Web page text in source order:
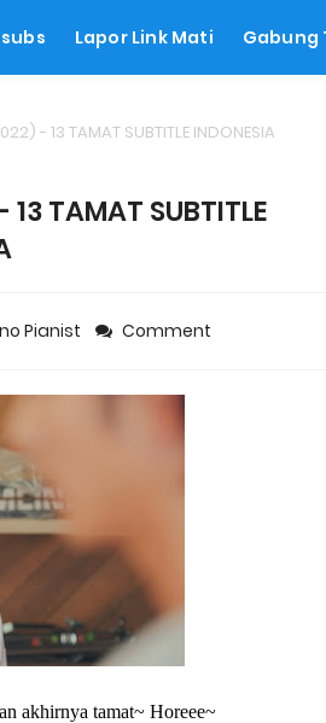
Lapor Link Mati Gabung
- 13 TAMAT SUBTITLE INDONESIA
TAMAT SUBTITLE
Pianist Comment
akhirnya tamat~ Horeee~